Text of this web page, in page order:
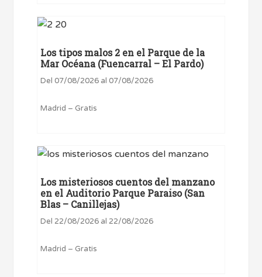
Los tipos malos 2 en el Parque de la
Mar Océana (Fuencarral – El Pardo)
Del 07/08/2026 al 07/08/2026
Madrid – Gratis
Los misteriosos cuentos del manzano
en el Auditorio Parque Paraiso (San
Blas – Canillejas)
Del 22/08/2026 al 22/08/2026
Madrid – Gratis